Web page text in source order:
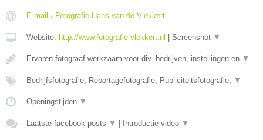
E-mail › Fotografie Hans van de Vlekkert
Website: http://www.fotografie-vlekkert.nl Screenshot ▼
Ervaren fotograaf werkzaam voor div. bedrijven, instellingen en ▼
Bedrijfsfotografie, Reportagefotografie, Publiciteitsfotografie, ▼
Openingstijden ▼
Laatste facebook posts ▼ Introductie video ▼